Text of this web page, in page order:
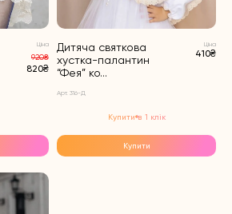
Ціна
920₴
820₴
Дитяча святкова
хустка-палантин
“Фея” ко...
Арт. 316-Д
Ціна
410₴
Купити в 1 клік
Купити